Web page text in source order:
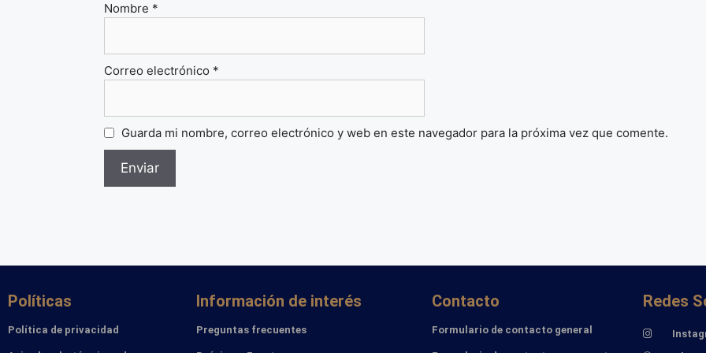
Nombre *
Correo electrónico *
Guarda mi nombre, correo electrónico y web en este navegador para la próxima vez que comente.
Políticas
Política de privacidad
Información de interés
Preguntas frecuentes
Contacto
Formulario de contacto general
Redes